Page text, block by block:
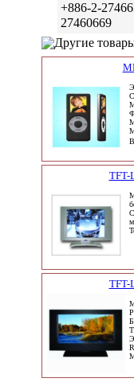
+886-2-
27460669
Другие
TFT-
TFT-